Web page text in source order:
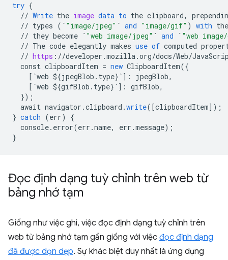
try {
// Write the image data to the clipboard,
// types ( ` "image/jpeg" ` and "image/gif" ) with the
// they become ` "web image/jpeg" ` and ` "web
// The code elegantly makes use of computed
// https : //developer .mozilla.org/docs/Web/
const clipboardItem = new ClipboardItem({
[ `web ${jpegBlob.type}` ] : jpegBlob,
[ `web ${gifBlob.type}` ] : gifBlob,
});
await navigator .clipboard .write( [clipboardItem] );
} catch (err)
{
console. error(err .name, err .message);
}
Đọc định dạng tuỳ chỉnh trên web từ
bảng nhớ tạm
Giống như việc ghi, việc đọc định dạng tuỳ chỉnh trên
web từ bảng nhớ tạm gần giống với việc đọc định dạng
đã được dọn dẹp. Sự khác biệt duy nhất là ứng dụng